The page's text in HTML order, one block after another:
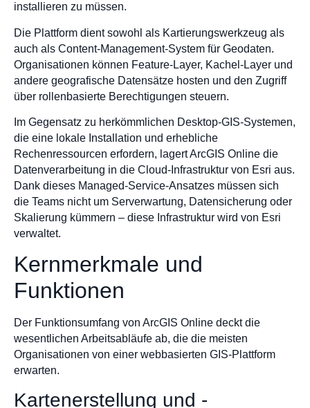
installieren zu müssen.
Die Plattform dient sowohl als Kartierungswerkzeug als
auch als Content-Management-System für Geodaten.
Organisationen können Feature-Layer, Kachel-Layer und
andere geografische Datensätze hosten und den Zugriff
über rollenbasierte Berechtigungen steuern.
Im Gegensatz zu herkömmlichen Desktop-GIS-Systemen,
die eine lokale Installation und erhebliche
Rechenressourcen erfordern, lagert ArcGIS Online die
Datenverarbeitung in die Cloud-Infrastruktur von Esri aus.
Dank dieses Managed-Service-Ansatzes müssen sich
die Teams nicht um Serverwartung, Datensicherung oder
Skalierung kümmern – diese Infrastruktur wird von Esri
verwaltet.
Kernmerkmale und
Funktionen
Der Funktionsumfang von ArcGIS Online deckt die
wesentlichen Arbeitsabläufe ab, die die meisten
Organisationen von einer webbasierten GIS-Plattform
erwarten.
Kartenerstellung und -